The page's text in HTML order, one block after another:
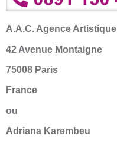
A.A.C. Agence Artistique
42 Avenue Montaigne
75008 Paris
France
ou
Adriana Karembeu